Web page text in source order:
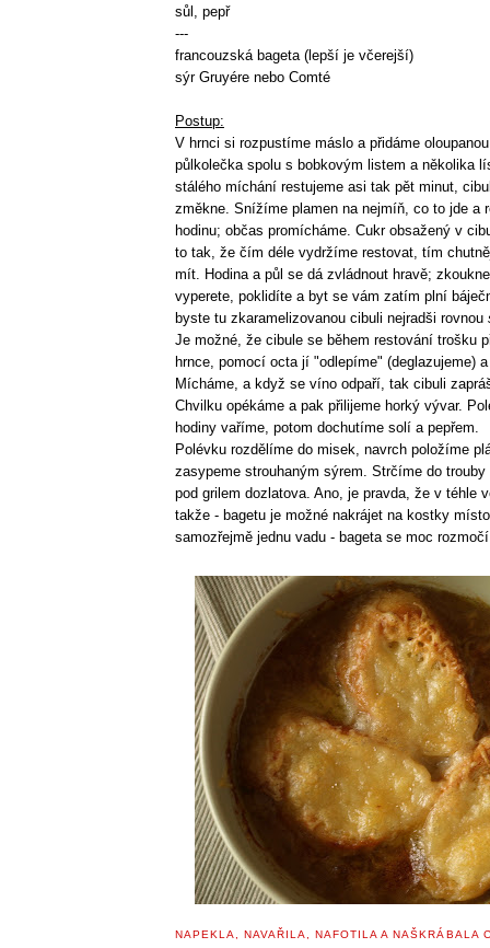
sůl, pepř
---
francouzská bageta (lepší je včerejší)
sýr Gruyére nebo Comté
Postup:
V hrnci si rozpustíme máslo a přidáme
půlkolečka spolu s bobkovým listem a několika
stálého míchání restujeme asi tak pět minut,
změkne. Snížíme plamen na nejmíň, co to jde a
hodinu; občas promícháme. Cukr obsažený v
to tak, že čím déle vydržíme restovat, tím
mít. Hodina a půl se dá zvládnout hravě;
vyperete, poklidíte a byt se vám zatím plní
byste tu zkaramelizovanou cibuli nejradši rovnou
Je možné, že cibule se během restování trošku
hrnce, pomocí octa jí "odlepíme" (deglazujeme)
Mícháme, a když se víno odpaří, tak cibuli
Chvilku opékáme a pak přilijeme horký vývar.
hodiny vaříme, potom dochutíme solí a pepřem.
Polévku rozdělíme do misek, navrch položíme
zasypeme strouhaným sýrem. Strčíme do
pod grilem dozlatova. Ano, je pravda, že v téhle
takže - bagetu je možné nakrájet na kostky
samozřejmě jednu vadu - bageta se moc
NAPEKLA, NAVAŘILA, NAFOTILA A NAŠKRÁBALA